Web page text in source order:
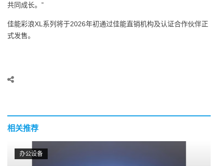
共同成长。”
佳能彩浪XL系列将于2026年初通过佳能直销机构及认证合作伙伴正
式发售。
相关推荐
办公设备